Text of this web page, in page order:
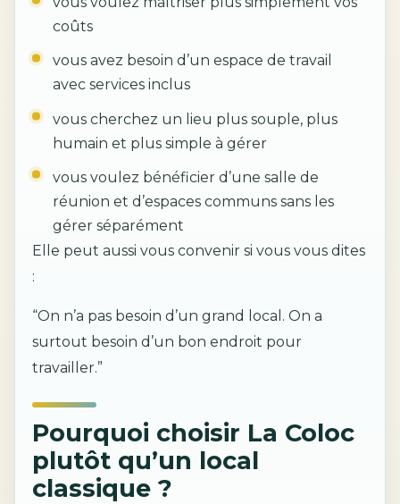
coûts
vous avez besoin d’un espace de travail
avec services inclus
vous cherchez un lieu plus souple, plus
humain et plus simple à gérer
vous voulez bénéficier d’une salle de
réunion et d’espaces communs sans les
gérer séparément
Elle peut aussi vous convenir si vous vous dites
:
“On n’a pas besoin d’un grand local. On a
surtout besoin d’un bon endroit pour
travailler.”
Pourquoi choisir La Coloc
plutôt qu’un local
classique ?